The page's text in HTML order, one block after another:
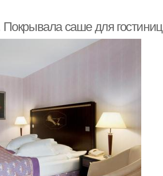
Покрывала саше для гостиниц